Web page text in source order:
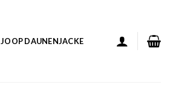
JOOP DAUNENJACKE